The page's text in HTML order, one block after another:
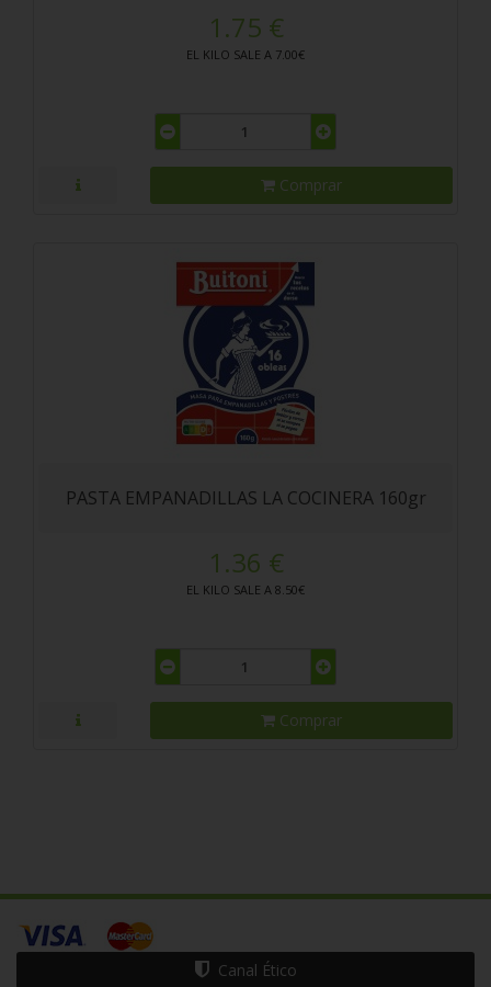
1.75 €
EL KILO SALE A 7.00€
Comprar
PASTA EMPANADILLAS LA COCINERA 160gr
1.36 €
EL KILO SALE A 8.50€
Comprar
Canal Ético